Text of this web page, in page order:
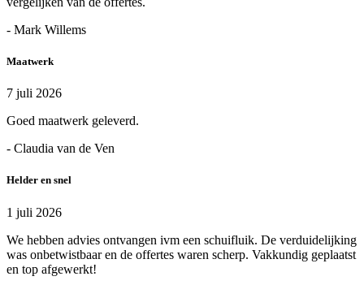
- Mark Willems
Maatwerk
7 juli 2026
Goed maatwerk geleverd.
- Claudia van de Ven
Helder en snel
1 juli 2026
We hebben advies ontvangen ivm een schuifluik. De verduidelijking
was onbetwistbaar en de offertes waren scherp. Vakkundig geplaatst
en top afgewerkt!